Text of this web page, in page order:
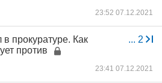
23:52 07.12.2021
... 2
прокуратуре. Как
против
23:41 07.12.2021